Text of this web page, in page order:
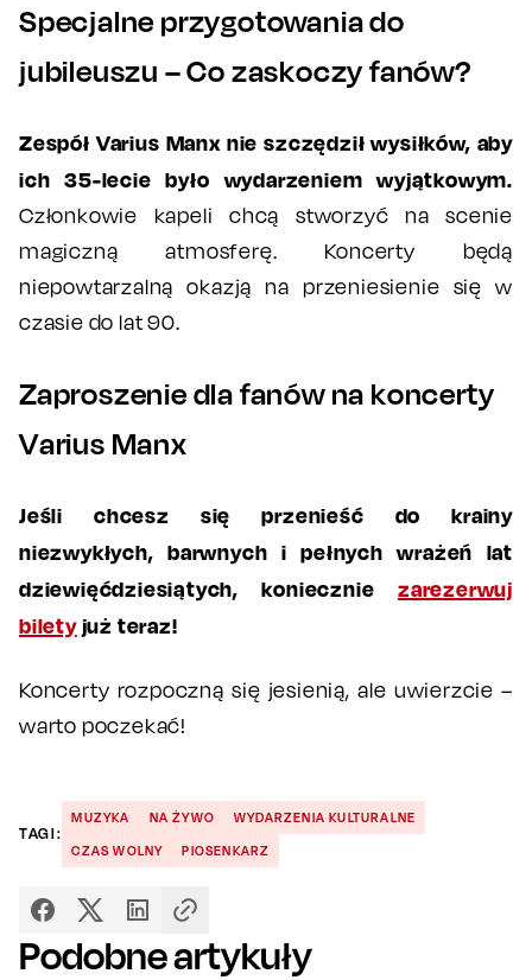
Specjalne przygotowania do
jubileuszu – Co zaskoczy fanów?
Zespół Varius Manx nie szczędził wysiłków, aby
ich 35-lecie było wydarzeniem wyjątkowym.
Członkowie kapeli chcą stworzyć na scenie
magiczną atmosferę. Koncerty będą
niepowtarzalną okazją na przeniesienie się w
czasie do lat 90.
Zaproszenie dla fanów na koncerty
Varius Manx
Jeśli chcesz się przenieść do krainy
niezwykłych, barwnych i pełnych wrażeń lat
dziewięćdziesiątych, koniecznie zarezerwuj
biletyjuż teraz!
Koncerty rozpoczną się jesienią, ale uwierzcie –
warto poczekać!
TAGI:
MUZYKA NA ŻYWO
WYDARZENIA KULTURALNE
CZAS WOLNY
PIOSENKARZ
Podobne artykuły